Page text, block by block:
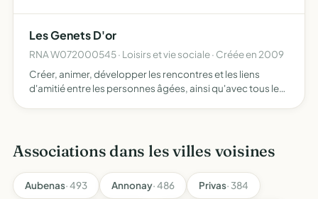
diversifi…
Les Genets D'or
RNA W072000545 · Loisirs et vie sociale · Créée en 2009
Créer, animer, développer les rencontres et les liens
d'amitié entre les personnes âgées, ainsi qu'avec tous les
Associations dans les villes voisines
Aubenas· 493 Annonay· 486 Privas· 384